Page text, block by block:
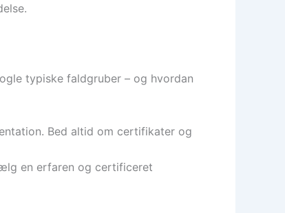
typiske faldgruber – og hvordan
Bed altid om certifikater og
en erfaren og certificeret